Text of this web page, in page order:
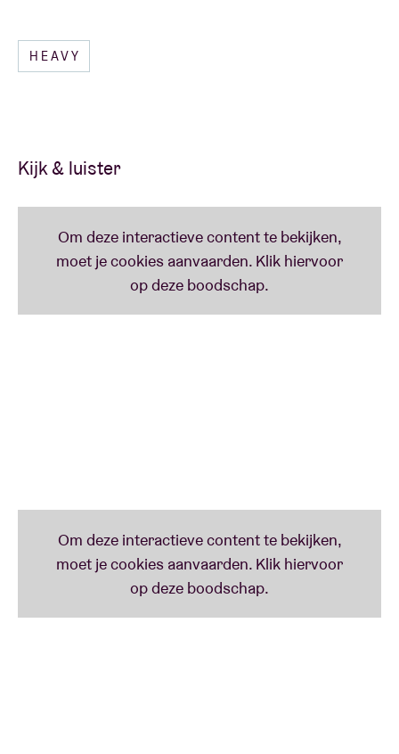
band negen degelijke langspeler bij elkaar (waarvan
de meest recente
HEAVY
Kijk & luister